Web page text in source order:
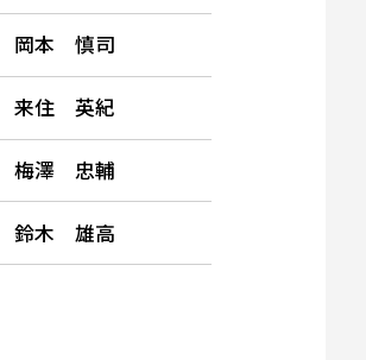
岡本 慎司
来住 英紀
梅澤 忠輔
鈴木 雄高